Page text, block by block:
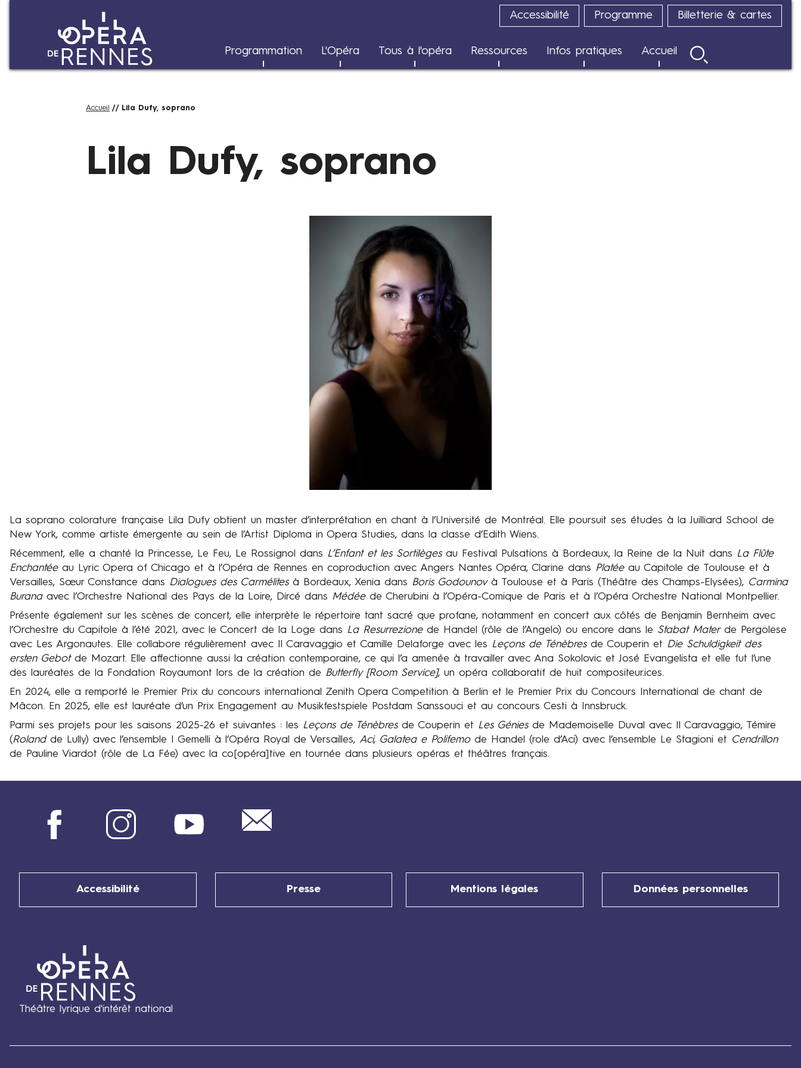
Accessibilité Programme Billetterie & cartes
Programmation L'Opéra
Rapports d'impact
Tous à l'opéra Ressources Infos pratiques Accueil
Rechercher
Fil
Accueil Lila Dufy, soprano
Lila Dufy, soprano
La soprano colorature française Lila Dufy obtient un master d’interprétation en chant à l’Université de Montréal. Elle poursuit ses études à la Juilliard School de
New York, comme artiste émergente au sein de l’Artist Diploma in Opera Studies, dans la classe d’Edith Wiens.
Récemment, elle a chanté la Princesse, Le Feu, Le Rossignol dans L’Enfant et les Sortilèges au Festival Pulsations à Bordeaux, la Reine de la Nuit dans La Flûte
Enchantéeau Lyric Opera of Chicago et à l’Opéra de Rennes en coproduction avec Angers Nantes Opéra, Clarine dans Platéeau Capitole de Toulouse et à
Versailles, Sœur Constance dans Dialogues des Carmélitesà Bordeaux, Xenia dans Boris Godounovà Toulouse et à Paris (Théâtre des Champs-Elysées), Carmina
Buranaavec l’Orchestre National des Pays de la Loire, Dircé dans Médéede Cherubini à l’Opéra-Comique de Paris et à l’Opéra Orchestre National Montpellier.
Présente également sur les scènes de concert, elle interprète le répertoire tant sacré que profane, notamment en concert aux côtés de Benjamin Bernheim avec
l’Orchestre du Capitole à l’été 2021, avec le Concert de la Loge dans La Resurrezionede Handel (rôle de l’Angelo) ou encore dans le Stabat Materde Pergolese
avec Les Argonautes. Elle collabore régulièrement avec Il Caravaggio et Camille Delaforge avec les Leçons de Ténèbresde Couperin et Die Schuldigkeit des
ersten Gebot de Mozart. Elle affectionne aussi la création contemporaine, ce qui l’a amenée à travailler avec Ana Sokolovic et José Evangelista et elle fut l’une
des lauréates de la Fondation Royaumont lors de la création de Butterfly [Room Service], un opéra collaboratif de huit compositeur.ices.
En 2024, elle a remporté le Premier Prix du concours international Zenith Opera Competition à Berlin et le Premier Prix du Concours International de chant de
Mâcon. En 2025, elle est lauréate d’un Prix Engagement au Musikfestspiele Postdam Sanssouci et au concours Cesti à Innsbruck.
Parmi ses projets pour les saisons 2025-26 et suivantes : les Leçons de Ténèbres de Couperin et Les Géniesde Mademoiselle Duval avec Il Caravaggio, Témire
(Rolandde Lully) avec l’ensemble I Gemelli à l’Opéra Royal de Versailles, Aci, Galatea e Polifemode Handel (role d’Aci) avec l’ensemble Le Stagioni et Cendrillon
de Pauline Viardot (rôle de La Fée) avec la co[opéra]tive en tournée dans plusieurs opéras et théâtres français.
Facebook Instagram
Accessibilité Presse Mentions légales Données personnelles
Théâtre lyrique d'intérêt national